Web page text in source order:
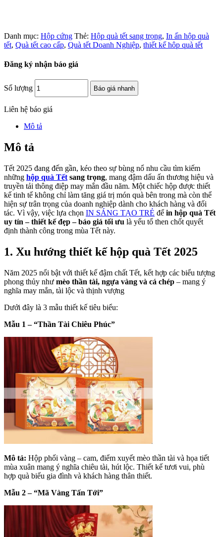
Danh mục: Hộp cứng Thẻ: Hộp quà tết sang trọng, In ấn hộp quà
tết, Quà tết cao cấp, Quà tết Doanh Nghiệp, thiết kế hôp quà tết
Đăng ký nhận báo giá
Số lượng Báo giá nhanh
Liên hệ báo giá
Mô tả
Mô tả
Tết 2025 đang đến gần, kéo theo sự bùng nổ nhu cầu tìm kiếm
những hộp quà Tết sang trọng, mang đậm dấu ấn thương hiệu và
truyền tải thông điệp may mắn đầu năm. Một chiếc hộp được thiết
kế tinh tế không chỉ làm tăng giá trị món quà bên trong mà còn thể
hiện sự trân trọng của doanh nghiệp dành cho khách hàng và đối
tác. Vì vậy, việc lựa chọn IN SÁNG TẠO TRẺ để in hộp quà Tết
uy tín – thiết kế đẹp – báo giá tối ưu là yếu tố then chốt quyết
định thành công trong mùa Tết này.
1. Xu hướng thiết kế hộp quà Tết 2025
Năm 2025 nổi bật với thiết kế đậm chất Tết, kết hợp các biểu tượng
phong thủy như mèo thần tài, ngựa vàng và cá chép – mang ý
nghĩa may mắn, tài lộc và thịnh vượng
Dưới đây là 3 mẫu thiết kế tiêu biểu:
Mẫu 1 – “Thần Tài Chiêu Phúc”
Mô tả: Hộp phối vàng – cam, điểm xuyết mèo thần tài và họa tiết
mùa xuân mang ý nghĩa chiêu tài, hút lộc. Thiết kế tươi vui, phù
hợp quà biếu gia đình và khách hàng thân thiết.
Mẫu 2 – “Mã Vàng Tấn Tới”